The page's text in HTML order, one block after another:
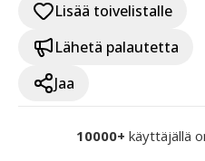
Lisää toivelistalle
Lähetä palautetta
Jaa
10000+ käyttäjällä